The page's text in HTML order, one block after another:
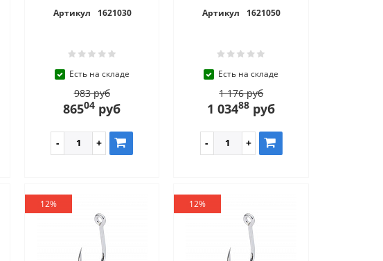
Артикул 1621030
Есть на складе
983 руб
86504 руб
Артикул 1621050
Есть на складе
1 176 руб
1 03488 руб
12% 12%